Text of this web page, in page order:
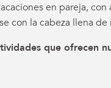
en pareja, con
con la cabeza llena de
que ofrecen